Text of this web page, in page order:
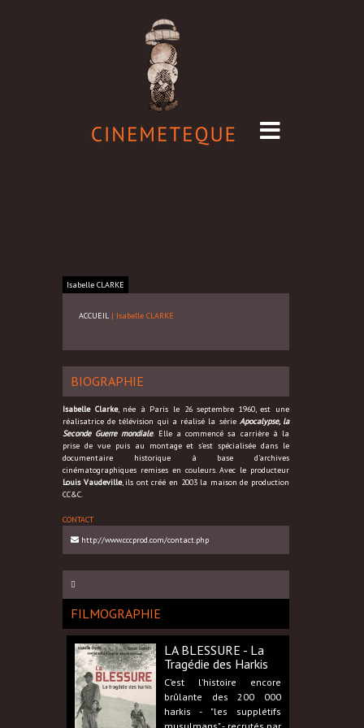
Isabelle CLARKE
ACCUEIL | Isabelle CLARKE
BIOGRAPHIE
Isabelle Clarke, née à Paris le 26 septembre 1960, est une
réalisatrice de télévision qui a réalisé la série Apocalypse, la
Seconde Guerre mondiale. Elle a commencé sa carrière à la
prise de vue puis au montage et s’est spécialisée dans le
documentaire historique à base d’archives
cinématographiques remises en couleurs. Avec le producteur
Louis Vaudeville, ils ont créé en 2003 la maison de production
CC&C.
CONTACT
http://www.cccprod.com/contact.php
FILMOGRAPHIE
LA BLESSURE - La
Tragédie des Harkis
C’est l’histoire encore
brûlante des 200 000
harkis - "les supplétifs